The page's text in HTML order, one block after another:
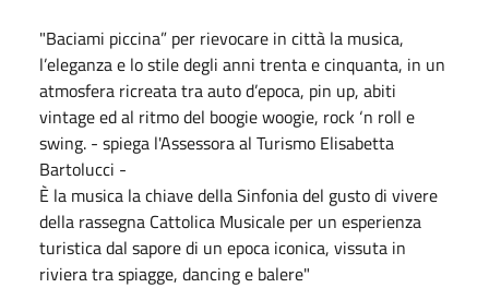
"Baciami piccina” per rievocare in città la musica,
l’eleganza e lo stile degli anni trenta e cinquanta, in un
atmosfera ricreata tra auto d’epoca, pin up, abiti
vintage ed al ritmo del boogie woogie, rock ‘n roll e
swing. - spiega l'Assessora al Turismo Elisabetta
Bartolucci -
È la musica la chiave della Sinfonia del gusto di vivere
della rassegna Cattolica Musicale per un esperienza
turistica dal sapore di un epoca iconica, vissuta in
riviera tra spiagge, dancing e balere"